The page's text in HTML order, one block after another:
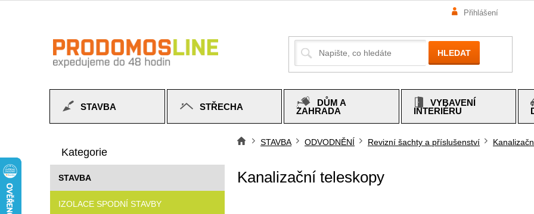
Přihlášení
HLEDAT
STAVBA STŘECHA
DŮM A
ZAHRADA
VYBAVENÍ
INTERIÉRU
t
a
kategorie
Kategorie
STAVBA
IZOLACE SPODNÍ STAVBY
STAVBA ODVODNĚNÍ Revizní šachty a příslušenství
Kanalizační teleskopy